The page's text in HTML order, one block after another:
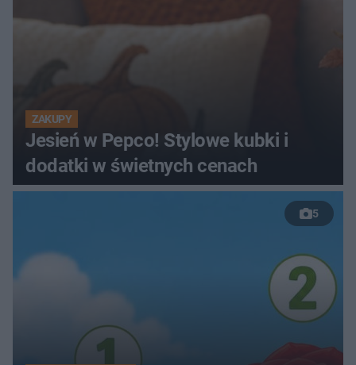
ZAKUPY
Jesień w Pepco! Stylowe kubki i
dodatki w świetnych cenach
5